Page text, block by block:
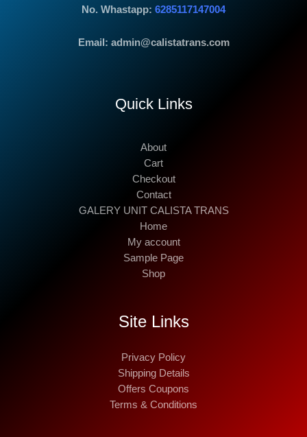
No. Whastapp: 6285117147004
Email: admin@calistatrans.com
Quick Links
About
Cart
Checkout
Contact
GALERY UNIT CALISTA TRANS
Home
My account
Sample Page
Shop
Site Links
Privacy Policy
Shipping Details
Offers Coupons
Terms & Conditions